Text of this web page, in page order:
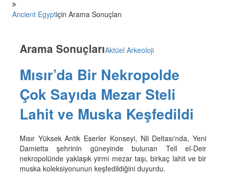
Ancient Egyptiçin Arama Sonuçları
Arama SonuçlarıAktüel Arkeoloji
Mısır’da Bir Nekropolde
Çok Sayıda Mezar Steli
Lahit ve Muska Keşfedildi
Mısır Yüksek Antik Eserler Konseyi, Nil Deltası'nda, Yeni
Damietta şehrinin güneyinde bulunan Tell el-Deir
nekropolünde yaklaşık yirmi mezar taşı, birkaç lahit ve bir
muska koleksiyonunun keşfedildiğini duyurdu.